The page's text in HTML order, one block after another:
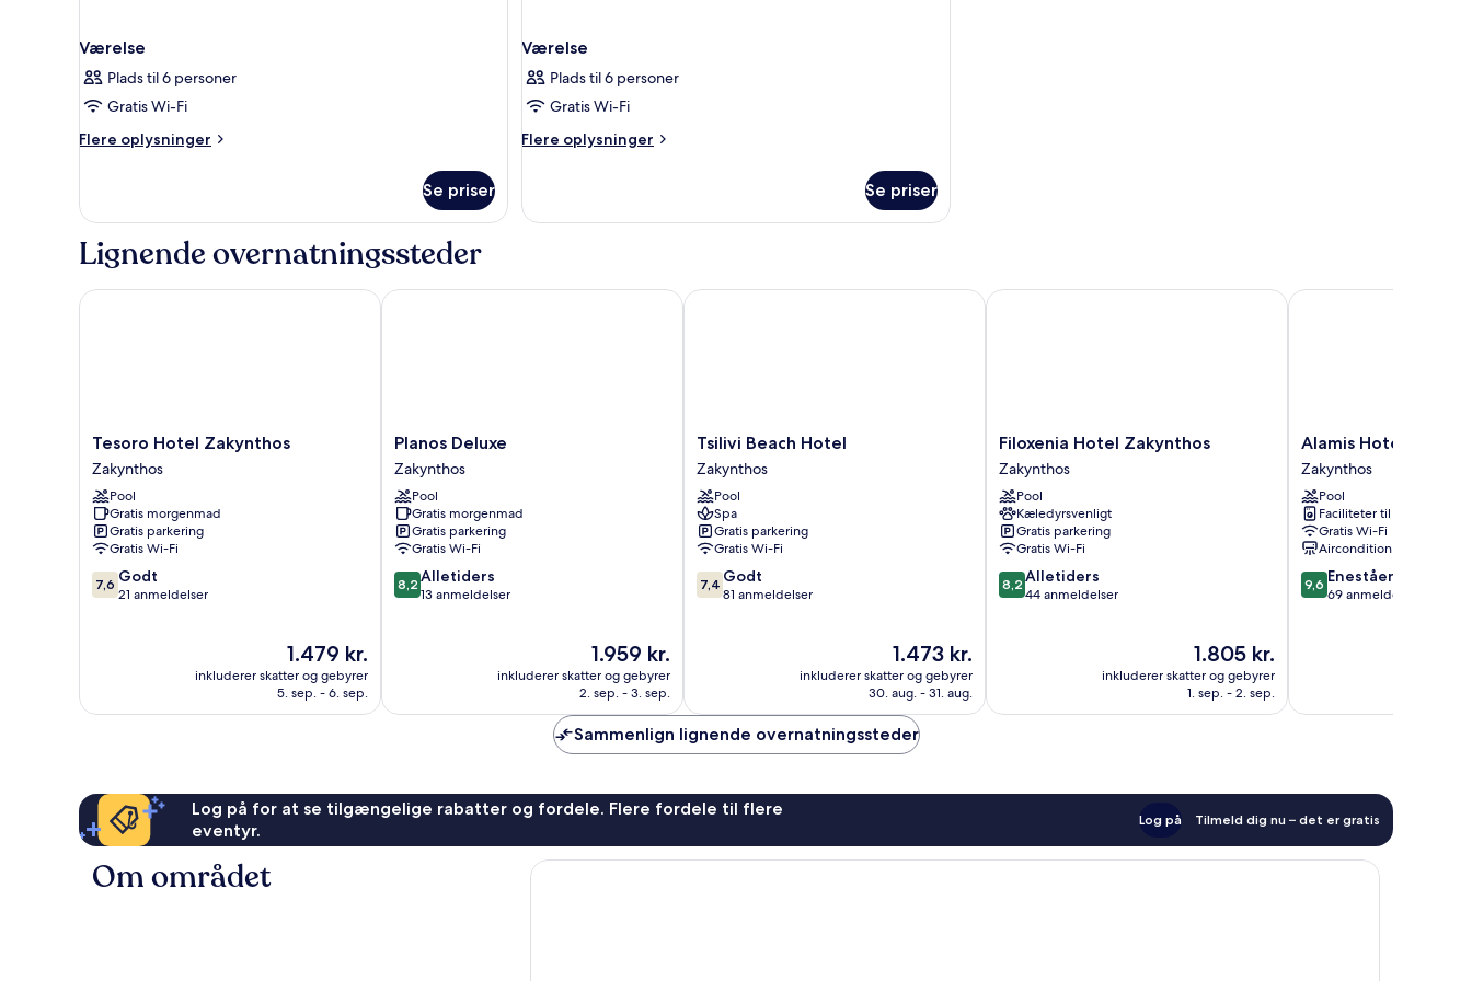
Værelse
Plads til 6 personer
Gratis Wi-Fi
Flere oplysninger
Flere
Se priser
Værelse
Plads til 6 personer
Gratis Wi-Fi
Flere oplysninger
Flere
Se priser
Lignende overnatningssteder
Tesoro
Hotel
Zakynthos
Zakynthos
Tesoro Hotel Zakynthos
Zakynthos
Pool
Gratis morgenmad
Gratis parkering
Gratis Wi-Fi
7.6
ud
7,6 Godt
21 anmeldelser
Prisen
er
1.479 kr.
1.479 kr.
inkluderer skatter og gebyrer
5. sep. - 6. sep.
Tesoro Hotel Zakynthos
Planos
Deluxe
Zakynthos
Planos Deluxe
Zakynthos
Pool
Gratis morgenmad
Gratis parkering
Gratis Wi-Fi
8.2
ud
8,2 Alletiders
13 anmeldelser
Prisen
er
1.959 kr.
1.959 kr.
inkluderer skatter og gebyrer
2. sep. - 3. sep.
Planos Deluxe
Tsilivi
Beach
Hotel
Zakynthos
Tsilivi Beach Hotel
Zakynthos
Pool
Spa
Gratis parkering
Gratis Wi-Fi
7.4
ud
7,4 Godt
81 anmeldelser
Prisen
er
1.473 kr.
1.473 kr.
inkluderer skatter og gebyrer
30. aug. - 31. aug.
Tsilivi Beach Hotel
Filoxenia
Hotel
Zakynthos
Zakynthos
Filoxenia Hotel Zakynthos
Zakynthos
Pool
Kæledyrsvenligt
Gratis parkering
Gratis Wi-Fi
8.2
ud
8,2 Alletiders
44 anmeldelser
Prisen
er
1.805 kr.
1.805 kr.
inkluderer skatter og gebyrer
1. sep. - 2. sep.
Filoxenia Hotel Zakynthos
Alamis
Hotel
&
Apartments
Zakynthos
Alamis Hotel &
Zakynthos
Pool
Faciliteter til tøjvask
Gratis Wi-Fi
Aircondition
9.6
ud
9,6 Enestående
69 anmeldelser
Alamis Hotel &
Sammenlign lignende overnatningssteder
Log på for at se tilgængelige rabatter og fordele. Flere fordele til flere
eventyr.
Log på Tilmeld dig nu – det er gratis
Om området